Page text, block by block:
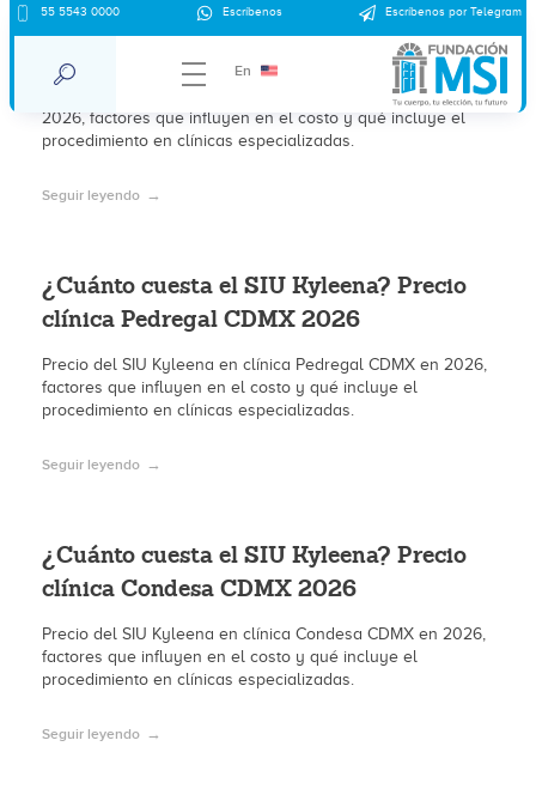
55 5543 0000 Escríbenos Escríbenos por Telegram
En
¿Cuánto cuesta el SIU Kyleena? Precio
Precio del SIU Kyleena en clínica Coyoacán CDMX en
2026, factores que influyen en el costo y qué incluye el
procedimiento en clínicas especializadas.
Seguir leyendo
¿Cuánto cuesta el SIU Kyleena? Precio
clínica Pedregal CDMX 2026
Precio del SIU Kyleena en clínica Pedregal CDMX en 2026,
factores que influyen en el costo y qué incluye el
procedimiento en clínicas especializadas.
Seguir leyendo
¿Cuánto cuesta el SIU Kyleena? Precio
clínica Condesa CDMX 2026
Precio del SIU Kyleena en clínica Condesa CDMX en 2026,
factores que influyen en el costo y qué incluye el
procedimiento en clínicas especializadas.
Seguir leyendo